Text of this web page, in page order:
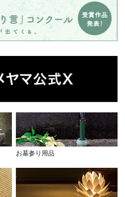
お墓参り用品